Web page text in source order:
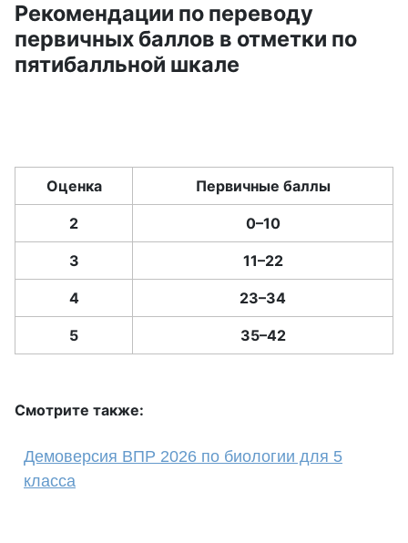
Рекомендации по переводу
первичных баллов в отметки по
пятибалльной шкале
Оценка Первичные баллы
2 0–10
3 11–22
4 23–34
5 35–42
Смотрите также:
Демоверсия ВПР 2026 по биологии для 5
класса